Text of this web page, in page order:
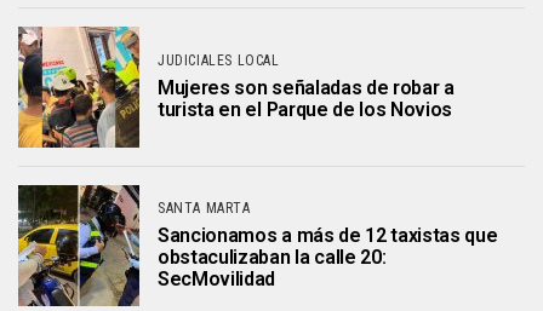
JUDICIALES LOCAL
Mujeres son señaladas de robar a
turista en el Parque de los Novios
SANTA MARTA
Sancionamos a más de 12 taxistas que
obstaculizaban la calle 20:
SecMovilidad